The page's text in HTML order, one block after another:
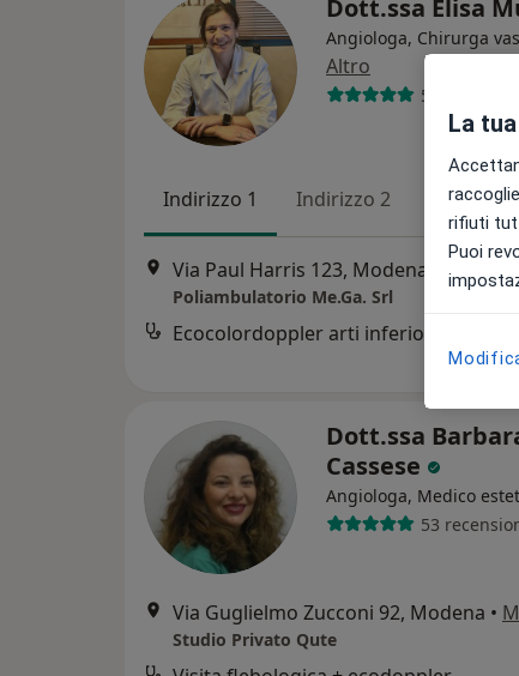
Dott.ssa Elisa
Angiologa, Chirurga
Altro
57 recensioni
Indirizzo 1 Indirizzo 2 Indirizzo
Via Paul Harris 123, Modena Mappa
Poliambulatorio Me.Ga. Srl
Ecocolordoppler arti inferiori
Dott.ssa
Cassese
Angiologa, Medico
53
Via Guglielmo Zucconi 92, Modena •
Studio Privato Qute
La
rifiuti
Puoi